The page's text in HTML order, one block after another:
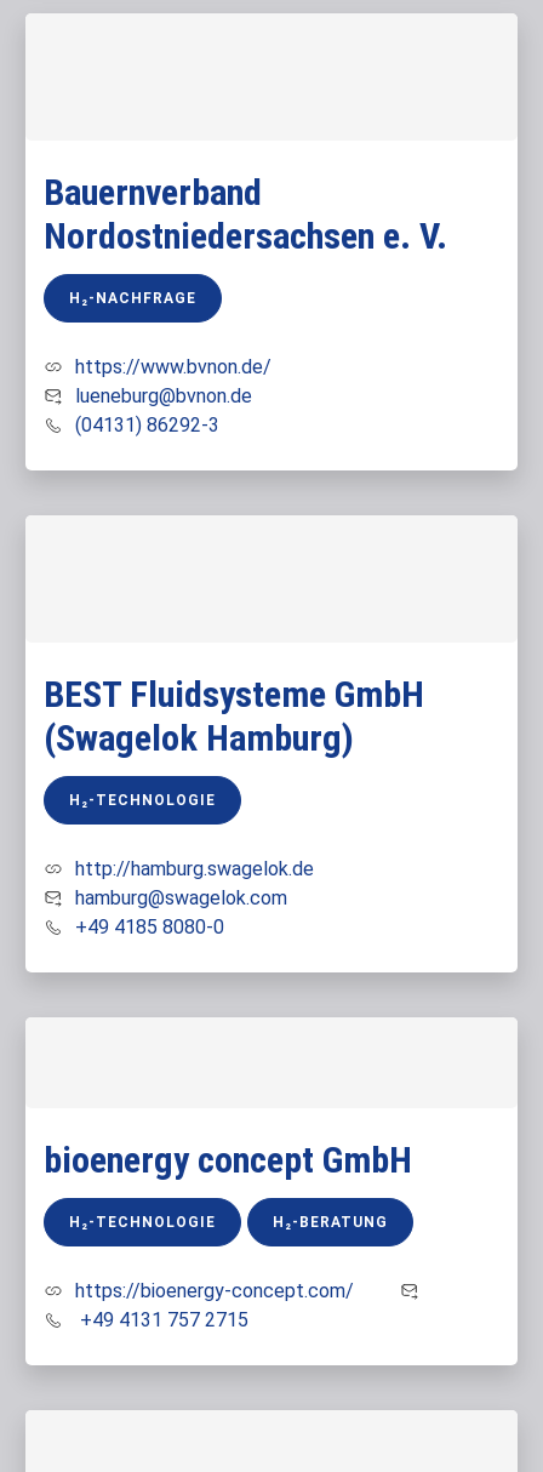
Bauernverband
Nordostniedersachsen e. V.
H₂-NACHFRAGE
https://www.bvnon.de/
lueneburg@bvnon.de
(04131) 86292-3
BEST Fluidsysteme GmbH
(Swagelok Hamburg)
H₂-TECHNOLOGIE
http://hamburg.swagelok.de
hamburg@swagelok.com
+49 4185 8080-0
bioenergy concept GmbH
H₂-TECHNOLOGIE H₂-BERATUNG
https://bioenergy-concept.com/
+49 4131 757 2715